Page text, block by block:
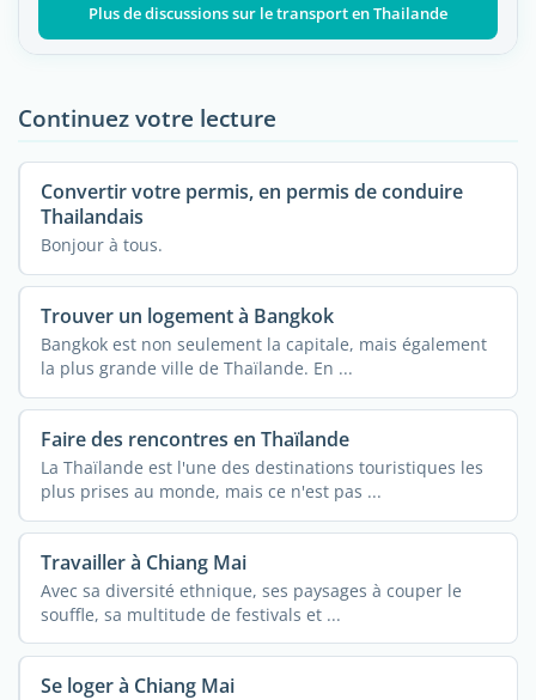
Plus de discussions sur le transport en Thailande
Continuez votre lecture
Convertir votre permis, en permis de conduire
Thailandais
Bonjour à tous.
Trouver un logement à Bangkok
Bangkok est non seulement la capitale, mais également
la plus grande ville de Thaïlande. En ...
Faire des rencontres en Thaïlande
La Thaïlande est l'une des destinations touristiques les
plus prises au monde, mais ce n'est pas ...
Travailler à Chiang Mai
Avec sa diversité ethnique, ses paysages à couper le
souffle, sa multitude de festivals et ...
Se loger à Chiang Mai